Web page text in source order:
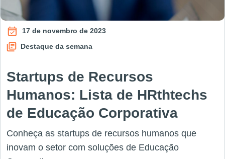
17 de novembro de 2023
Destaque da semana
Startups de Recursos
Humanos: Lista de HRthtechs
de Educação Corporativa
Conheça as startups de recursos humanos que
inovam o setor com soluções de Educação